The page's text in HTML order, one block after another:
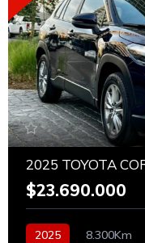
2025 TOYOTA
$23.690.000
2025 8.300Km